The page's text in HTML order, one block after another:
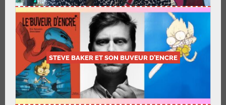
STEVE BAKER ET SON BUVEUR D’ENCRE